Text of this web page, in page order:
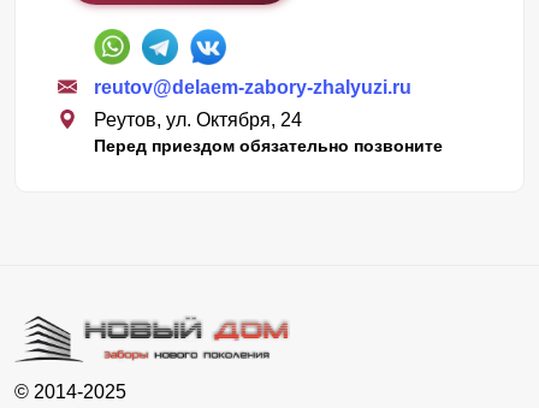
reutov@delaem-zabory-zhalyuzi.ru
Реутов, ул. Октября, 24
Перед приездом обязательно позвоните
© 2014-2025